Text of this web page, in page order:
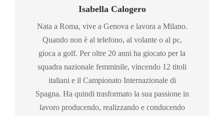
Isabella Calogero
Nata a Roma, vive a Genova e lavora a Milano.
Quando non è al telefono, al volante o al pc,
gioca a golf. Per oltre 20 anni ha giocato per la
squadra nazionale femminile, vincendo 12 titoli
italiani e il Campionato Internazionale di
Spagna. Ha quindi trasformato la sua passione in
lavoro producendo, realizzando e conducendo